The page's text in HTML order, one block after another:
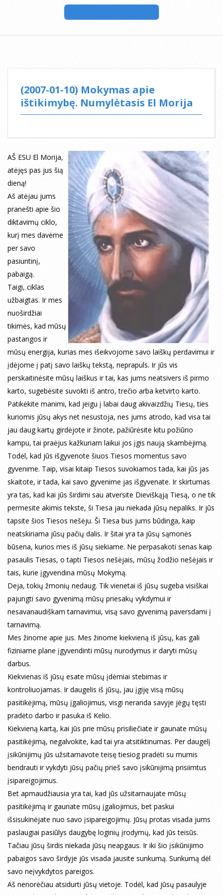
(2007-01-10) Mokymas apie
ištikimybę. Numylėtasis El Morija
AŠ ESU El Morija,
atėjęs pas jus šią
dieną!
Aš atėjau jums
pranešti apie šio
diktavimų ciklo,
kurį mes davėme
per savo
pasiuntinį,
pabaigą.
Taigi, ciklas
užbaigtas. Ir mes
nuoširdžiai
tikimės, kad mūsų
pastangos ir
mūsų energija, kurias mes išeikvojome savo laiškų perdavimui ir
įdėjome į patį savo laiškų tekstą, neprapuls. Ir jūs vis
perskaitinėsite mūsų laiškus ir tai, kas jums neatsivers iš pirmo
karto, sugebėsite suvokti iš antro, trečio arba ketvirto karto.
Patikėkite manimi, kad jeigu į labai daug akivaizdžių Tiesų, ties
kuriomis jūsų akys net nesustoja, nes jums atrodo, kad visa tai
jau daug kartų girdėjote ir žinote, pažiūrėsite kitu požiūrio
kampu, tai praėjus kažkuriam laikui jos įgis naują skambėjimą.
Todėl, kad jūs išgyvenote šiuos Tiesos momentus savo
gyvenime. Taip, visai kitaip Tiesos suvokiamos tada, kai jūs jas
skaitote, ir tada, kai savo gyvenime jas išgyvenate. Ir skirtumas
yra tas, kad kai jūs širdimi sau atversite Dieviškąją Tiesą, o ne tik
permesite akimis tekste, ši Tiesa jau niekada jūsų nepaliks. Ir jūs
tapsite šios Tiesos nešėju. Ši Tiesa bus jums būdinga, kaip
neatskiriama jūsų pačių dalis. Ir šitai yra ta jūsų sąmonės
būsena, kurios mes iš jūsų siekiame. Ne perpasakoti senas kaip
pasaulis Tiesas, o tapti Tiesos nešėjais, mūsų žodžio nešėjais ir
tais, kurie įgyvendina mūsų Mokymą.
Deja, tokių žmonių nedaug. Tik vienetai iš jūsų sugeba visiškai
pajungti savo gyvenimą mūsų priesakų vykdymui ir
nesavanaudiškam tarnavimui, visą savo gyvenimą paversdami į
tarnavimą.
Mes žinome apie jus. Mes žinome kiekvieną iš jūsų, kas gali
fiziniame plane įgyvendinti mūsų nurodymus ir daryti mūsų
darbus.
Kiekvienas iš jūsų esate mūsų įdėmiai stebimas ir
kontroliuojamas. Ir daugelis iš jūsų, jau įgiję visą mūsų
pasitikėjimą, mūsų įgaliojimus, visgi neranda savyje jėgų tęsti
pradėto darbo ir pasuka iš Kelio.
Kiekvieną kartą, kai jūs prie mūsų prisiliečiate ir gaunate mūsų
pasitikėjimą, negalvokite, kad tai yra atsitiktinumas. Per daugelį
įsikūnijimų jūs užsitarnavote teisę tiesiog pradėti su mumis
bendrauti ir vykdyti jūsų pačių prieš savo įsikūnijimą prisiimtus
įsipareigojimus.
Bet apmaudžiausia yra tai, kad jūs užsitarnaujate mūsų
pasitikėjimą ir gaunate mūsų įgaliojimus, bet paskui
išsisukinėjate nuo savo įsipareigojimų. Jūsų protas visada jums
paslaugiai pasiūlys daugybę loginių įrodymų, kad jūs teisūs.
Tačiau jūsų širdis niekada jūsų neapgaus. Ir iki šio įsikūnijimo
pabaigos savo širdyje jūs visada jausite sunkumą. Sunkumą dėl
savo neįvykdytos pareigos.
Aš nenorėčiau atsidurti jūsų vietoje. Todėl, kad jūsų pasaulyje